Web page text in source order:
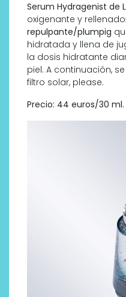
Serum Hydragenist de
oxigenante y
repulpante/plumpig
hidratada y llena de
la dosis hidratante
piel. A continuación,
filtro solar, please.
Precio: 44 euros/30 ml.